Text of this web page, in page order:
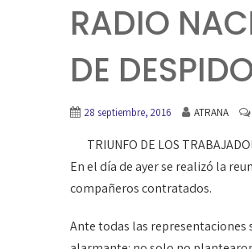
RADIO
DE
28 septiembre, 2016 ATRANA
TRIUNFO DE LOS
En el día de ayer se realizó la
compañeros contratados.
Ante todas las representaciones